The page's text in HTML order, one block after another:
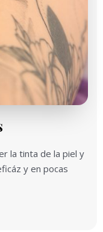
la tinta de la piel y
y en pocas